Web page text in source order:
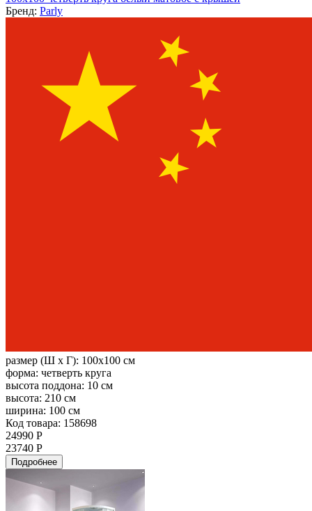
Бренд: Parly
размер (Ш х Г): 100x100 см
форма: четверть круга
высота поддона: 10 см
высота: 210 см
ширина: 100 см
Код товара: 158698
24990 Р
23740 Р
Подробнее